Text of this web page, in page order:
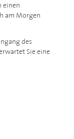
einen
am Morgen
des
Sie eine